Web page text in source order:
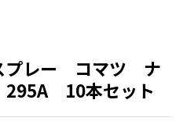
プレー コマツ ナ
10本セット